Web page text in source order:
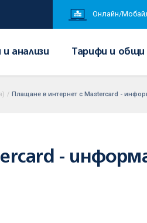
Онлайн/
анализи Тарифи и общи
/ Плащане в интернет с Mastercard -
-